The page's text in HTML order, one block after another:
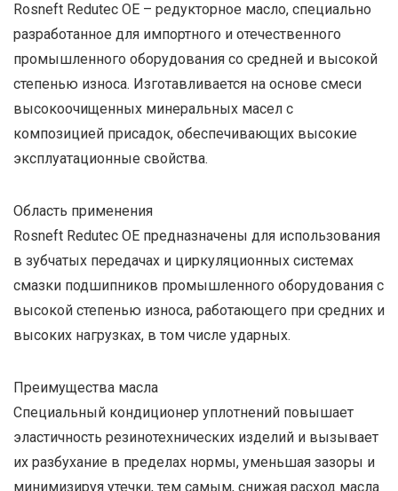
Rosneft Redutec OE – редукторное масло, специально
разработанное для импортного и отечественного
промышленного оборудования со средней и высокой
степенью износа. Изготавливается на основе смеси
высокоочищенных минеральных масел с
композицией присадок, обеспечивающих высокие
эксплуатационные свойства.
Область применения
Rosneft Redutec OE предназначены для использования
в зубчатых передачах и циркуляционных системах
смазки подшипников промышленного оборудования с
высокой степенью износа, работающего при средних и
высоких нагрузках, в том числе ударных.
Преимущества масла
Специальный кондиционер уплотнений повышает
эластичность резинотехнических изделий и вызывает
их разбухание в пределах нормы, уменьшая зазоры и
минимизируя утечки, тем самым, снижая расход масла